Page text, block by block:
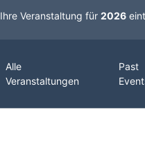
Ihre Veranstaltung für 2026
Alle
Veranstaltungen
Past